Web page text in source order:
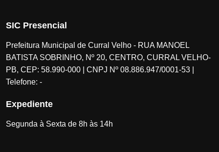
SIC Presencial
Prefeitura Municipal de Curral Velho - RUA MANOEL
BATISTA SOBRINHO, Nº 20, CENTRO, CURRAL VELHO-
PB, CEP: 58.990-000 | CNPJ Nº 08.886.947/0001-53 |
Telefone: -
Expediente
Segunda à Sexta de 8h às 14h